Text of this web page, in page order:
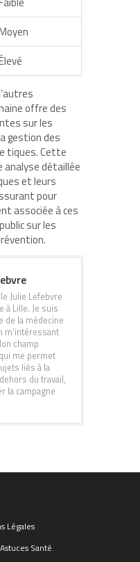
offre des
sur les
gestion des
tiques. Cette
analyse détaillée
et leurs
pour
associée à ces
sur les
Julie Lefebvre
à Lille. Je suis
de la médecine
m'intéressant
champ
me permet
liés à la
du travail,
la campagne
Légales
Santé.